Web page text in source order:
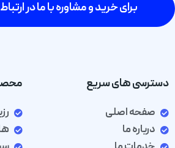
برای خرید و مشاوره با ما در
دسترسی های سریع
صفحه اصلی
درباره ما